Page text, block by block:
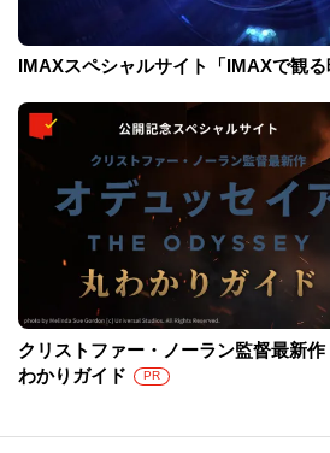
IMAXスペシャルサイト「IMAXで観る
クリストファー・ノーラン監督最新
わかりガイド
PR